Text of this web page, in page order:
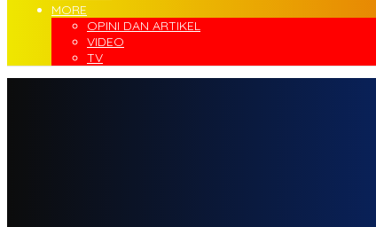
MORE
OPINI DAN ARTIKEL
VIDEO
TV